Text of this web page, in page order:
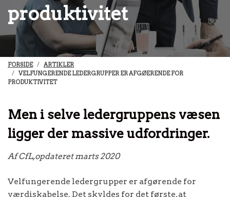
produktivitet
FORSIDE
ARTIKLER
VELFUNGERENDE LEDERGRUPPER ER AFGØERENDE FOR
PRODUKTIVITET
Men i selve ledergruppens væsen
ligger der massive udfordringer.
Af CfL,opdateret marts 2020
Velfungerende ledergrupper er afgørende for
værdiskabelse. Det skyldes for det første, at